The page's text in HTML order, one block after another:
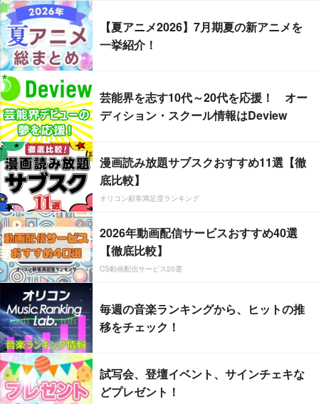
【夏アニメ2026】7月期夏の新アニメを
一挙紹介！
芸能界を志す10代～20代を応援！ オー
ディション・スクール情報はDeview
漫画読み放題サブスクおすすめ11選【徹
底比較】
オリコン顧客満足度ランキング
2026年動画配信サービスおすすめ40選
【徹底比較】
CS動画配信サービス20選
毎週の音楽ランキングから、ヒットの推
移をチェック！
試写会、登壇イベント、サインチェキな
どプレゼント！